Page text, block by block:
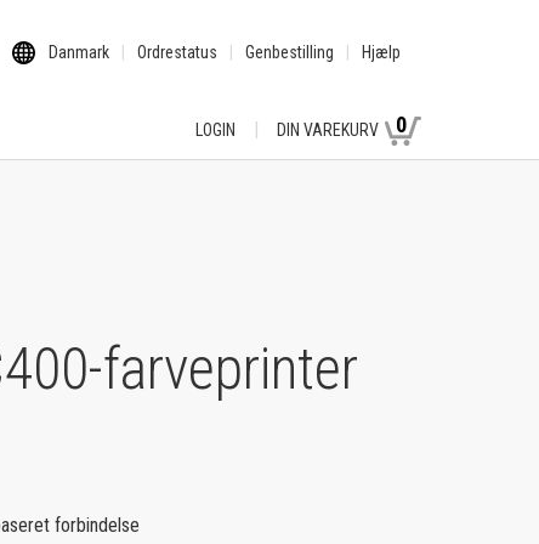
Danmark Ordrestatus Genbestilling Hjælp
LOGIN DIN VAREKURV 0
farveprinter
forbindelse